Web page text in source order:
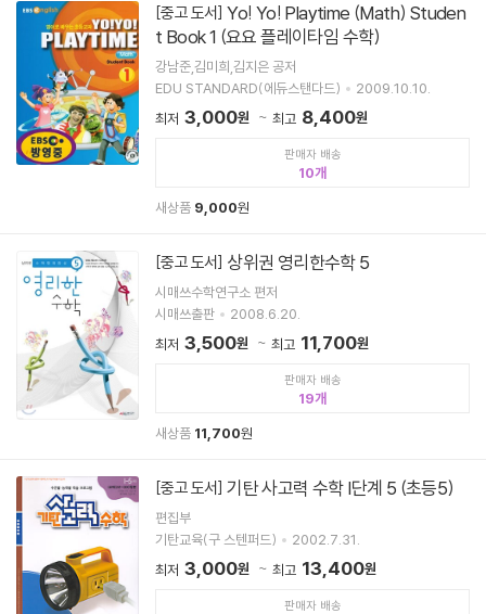
[중고 도서] Yo! Yo! Playtime (Math) Studen
t Book 1 (요요 플레이타임 수학)
강남준,김미희,김지은 공저
EDU STANDARD(에듀스탠다드)
2009.10.10.
최저 3,000원 최고 8,400원
판매자 배송
10
새상품 9,000원
[중고 도서] 상위권 영리한수학 5
시매쓰수학연구소 편저
시매쓰출판
2008.6.20.
최저 3,500원 최고 11,700원
판매자 배송
19
새상품 11,700원
[중고 도서] 기탄 사고력 수학 I단계 5 (초등5)
편집부
기탄교육(구 스텐퍼드)
2002.7.31.
최저 3,000원 최고 13,400원
판매자 배송